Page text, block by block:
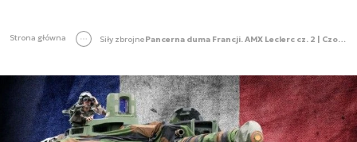
Strona główna Siły zbrojne Pancerna duma Francji. AMX Leclerc cz. 2 | Czołgiem!